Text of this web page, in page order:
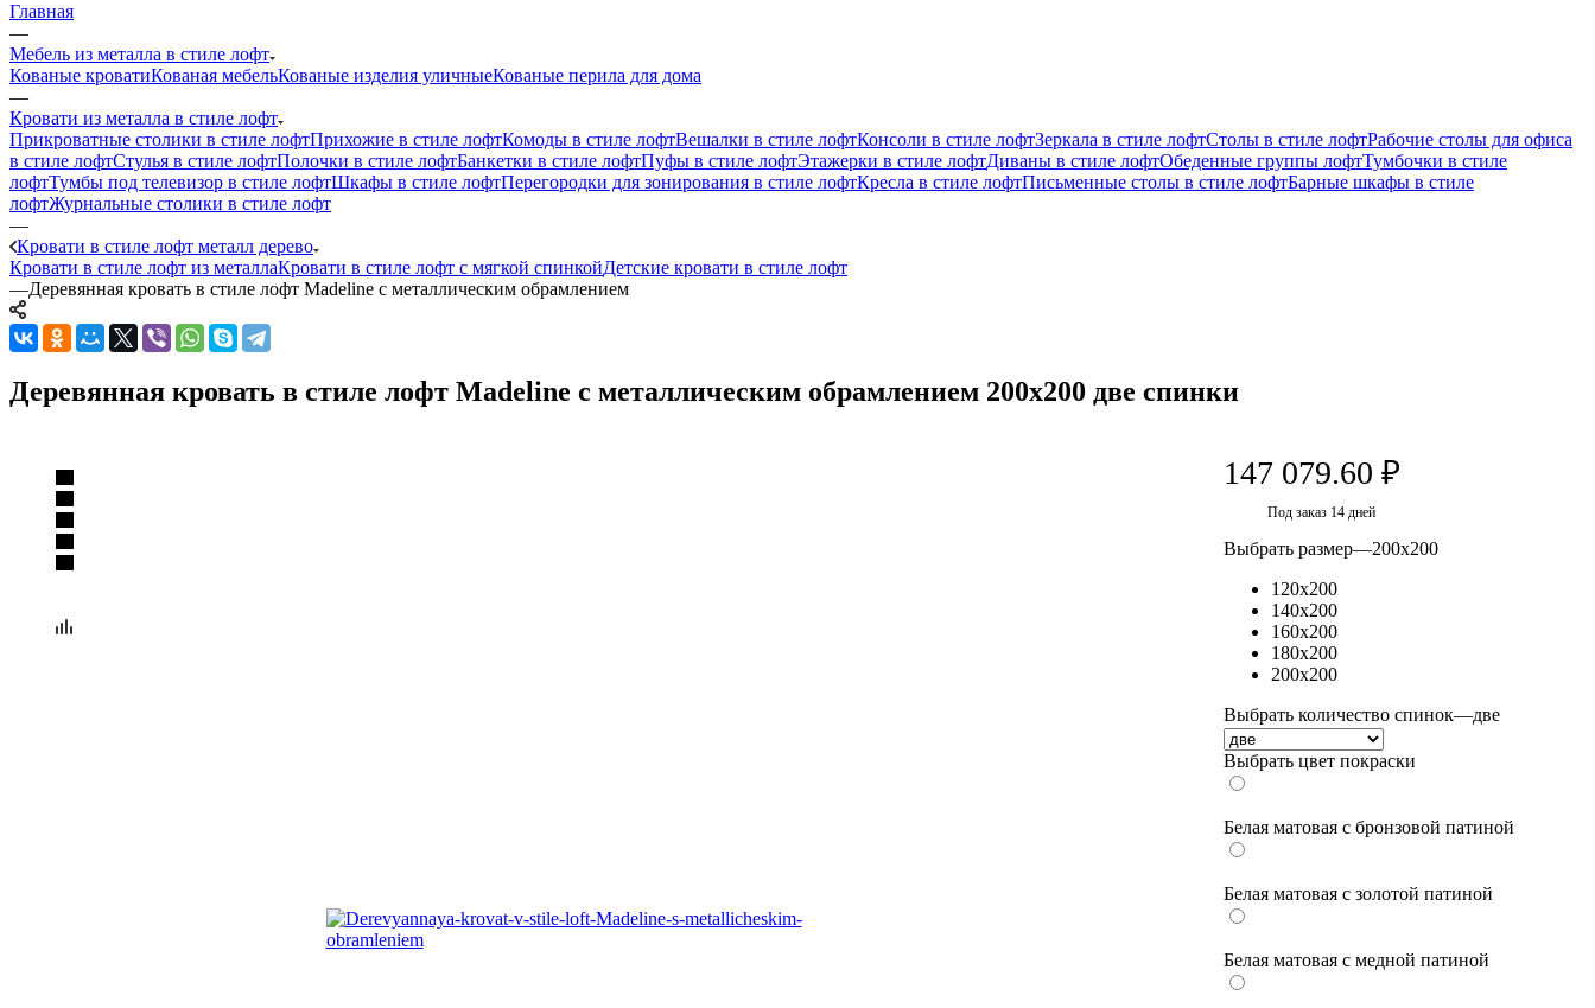
Главная
—
Мебель из металла в стиле лофт
Кованые кроватиКованая мебельКованые изделия уличныеКованые перила для дома
—
Кровати из металла в стиле лофт
Прикроватные столики в стиле лофтПрихожие в стиле лофтКомоды в стиле лофтВешалки в стиле лофтКонсоли в стиле лофтЗеркала в стиле лофтСтолы в стиле лофтРабочие столы для офиса
в стиле лофтСтулья в стиле лофтПолочки в стиле лофтБанкетки в стиле лофтПуфы в стиле лофтЭтажерки в стиле лофтДиваны в стиле лофтОбеденные группы лофтТумбочки в стиле
лофтТумбы под телевизор в стиле лофтШкафы в стиле лофтПерегородки для зонирования в стиле лофтКресла в стиле лофтПисьменные столы в стиле лофтБарные шкафы в стиле
лофтЖурнальные столики в стиле лофт
—
Кровати в стиле лофт металл дерево
Кровати в стиле лофт из металлаКровати в стиле лофт с мягкой спинкойДетские кровати в стиле лофт
—Деревянная кровать в стиле лофт Madeline с металлическим обрамлением
Деревянная кровать в стиле лофт Madeline с металлическим обрамлением 200x200 две спинки
147 079.60 ₽
Под заказ 14 дней
Выбрать размер—200x200
120x200
140x200
160x200
180x200
200x200
Выбрать количество спинок—две
Выбрать цвет покраски
Белая матовая с бронзовой патиной
Белая матовая с золотой патиной
Белая матовая с медной патиной